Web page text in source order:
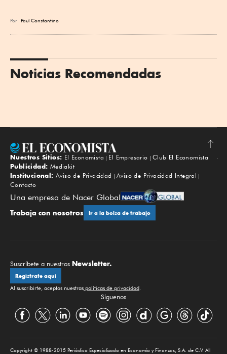
Por Paul Constantino
Noticias Recomendadas
Subir
Nuestros Sitios: El Economista El Empresario
Club El Economista
Publicidad: Mediakit
Institucional: Aviso de Privacidad
Aviso de Privacidad Integral
Contacto
Una empresa de Nacer Global
Trabaja con nosotros Ir a la bolsa de trabajo
Suscríbete a nuestros Newsletter.
Regístrate aquí
Al suscribirte, aceptas nuestras políticas de privacidad.
Síguenos
Copyright © 1988-2015 Periódico Especializado en Economía y Finanzas, S.A. de C.V. All